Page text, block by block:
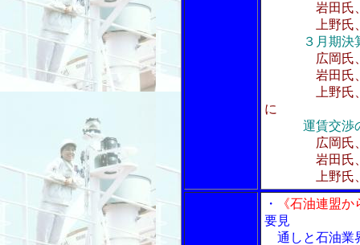
岩田氏、船
上野氏、グ
３月期決
広岡氏
岩田氏、内
上野氏、バ
に
運賃交渉
広岡氏
岩田氏、輸
上野氏、背
・
《石油連盟
要見
通しと石油業